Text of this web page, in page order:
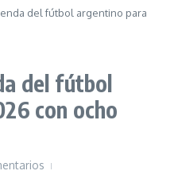
del fútbol argentino para
del fútbol
con ocho